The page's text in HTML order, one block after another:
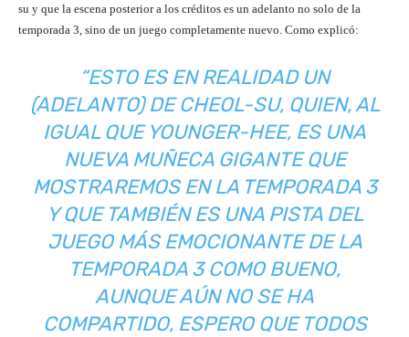
su y que la escena posterior a los créditos es un adelanto no solo de la
temporada 3, sino de un juego completamente nuevo. Como explicó:
“ESTO ES EN REALIDAD UN
(ADELANTO) DE CHEOL-SU, QUIEN, AL
IGUAL QUE YOUNGER-HEE, ES UNA
NUEVA MUÑECA GIGANTE QUE
MOSTRAREMOS EN LA TEMPORADA 3
Y QUE TAMBIÉN ES UNA PISTA DEL
JUEGO MÁS EMOCIONANTE DE LA
TEMPORADA 3 COMO BUENO,
AUNQUE AÚN NO SE HA
COMPARTIDO, ESPERO QUE TODOS